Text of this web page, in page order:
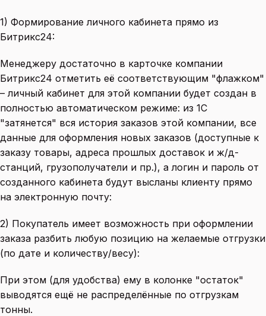
1) Формирование личного кабинета прямо из
Битрикс24:
Менеджеру достаточно в карточке компании
Битрикс24 отметить её соответствующим "флажком"
– личный кабинет для этой компании будет создан в
полностью автоматическом режиме: из 1С
"затянется" вся история заказов этой компании, все
данные для оформления новых заказов (доступные к
заказу товары, адреса прошлых доставок и ж/д-
станций, грузополучатели и пр.), а логин и пароль от
созданного кабинета будут высланы клиенту прямо
на электронную почту:
2) Покупатель имеет возможность при оформлении
заказа разбить любую позицию на желаемые отгрузки
(по дате и количеству/весу):
При этом (для удобства) ему в колонке "остаток"
выводятся ещё не распределённые по отгрузкам
тонны.